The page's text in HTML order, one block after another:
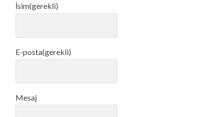
İsim(gerekli)
E-posta(gerekli)
Mesaj